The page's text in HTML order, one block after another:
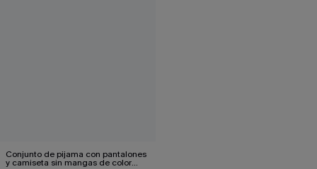
Conjunto de pijama con pantalones
y camiseta sin mangas de color